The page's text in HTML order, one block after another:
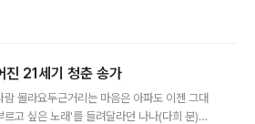
를 종횡무진 한 채널에 정착하기 힘들어 한다.
줌마들도 공감 백배인 걸 보면 일반적이란 전
하다. 그런 남편이 드라마를 다 보고 이리저리
컨을 고정시킨다. 조용필이 나온다! 그리고
21세기 청춘 송가
몰라요두근거리는 마음은 아파도 이젠 그대
고 싶은 노래'를 들려달라던 나나(다희 분)에